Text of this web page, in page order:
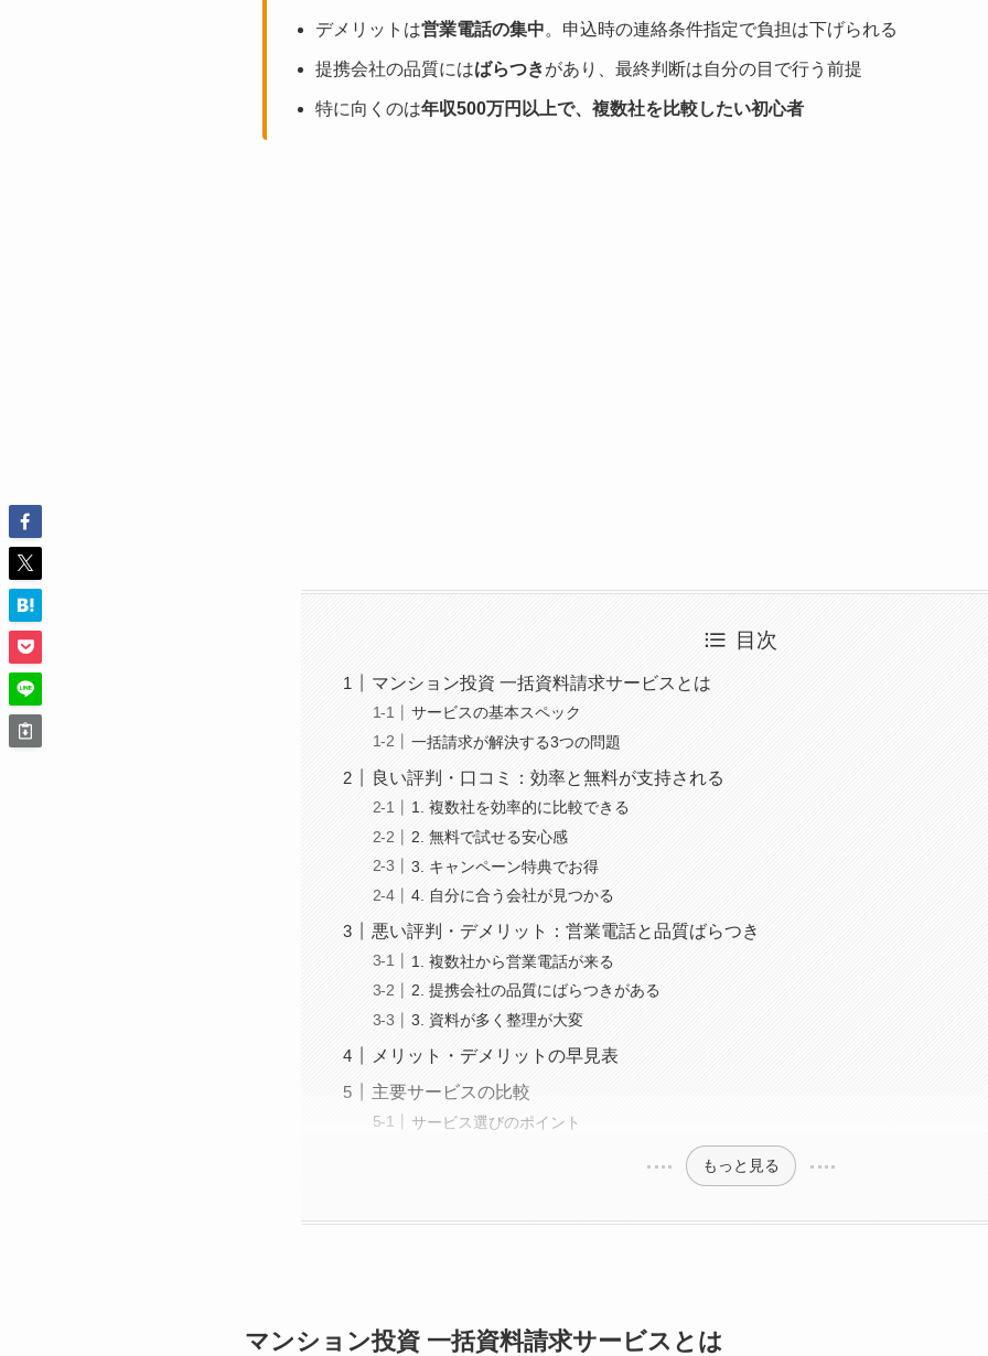
デメリットは営業電話の集中。申込時の連絡条件指定で負担は下げられる
提携会社の品質にはばらつきがあり、最終判断は自分の目で行う前提
特に向くのは年収500万円以上で、複数社を比較したい初心者
目次
マンション投資 一括資料請求サービスとは
サービスの基本スペック
一括請求が解決する3つの問題
良い評判・口コミ：効率と無料が支持される
1. 複数社を効率的に比較できる
2. 無料で試せる安心感
3. キャンペーン特典でお得
4. 自分に合う会社が見つかる
悪い評判・デメリット：営業電話と品質ばらつき
1. 複数社から営業電話が来る
2. 提携会社の品質にばらつきがある
3. 資料が多く整理が大変
メリット・デメリットの早見表
主要サービスの比較
サービス選びのポイント
もっと見る
マンション投資 一括資料請求サービスとは